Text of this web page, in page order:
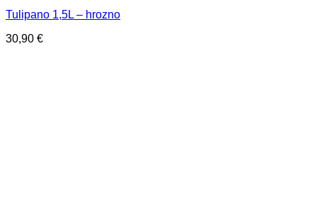
Tulipano 1,5L – hrozno
30,90 €